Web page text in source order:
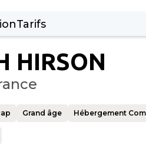
Tarifs
HIRSON
Grand âge Hébergement